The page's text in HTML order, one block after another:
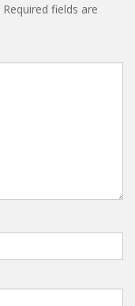
Required fields are